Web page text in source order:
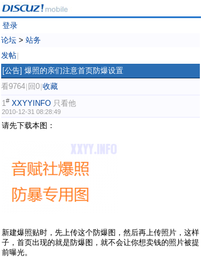
登录
论坛 > 站务
发帖
[公告] 爆照的亲们注意首页防爆设置
看9764 回0 收藏
1# XXYYINFO 只看他
2010-12-31 08:28:49
请先下载本图：
新建爆照贴时，先上传这个防爆图，然后再上传照片，这样
子，首页出现的就是防爆图，就不会让你想卖钱的照片被提
前曝光。